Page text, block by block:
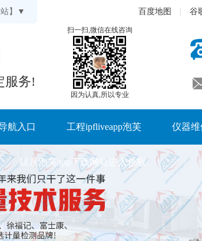
站】▼ 百度地图 谷
服务!
扫一扫,微信在线咨询
因为认真,所以专业
航入口 工程ipfliveapp泡芙 仪器维
联系泡芙app下载网站进入色板